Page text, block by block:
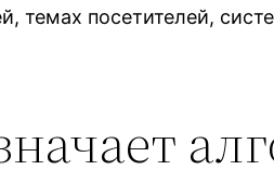
темах посетителей,